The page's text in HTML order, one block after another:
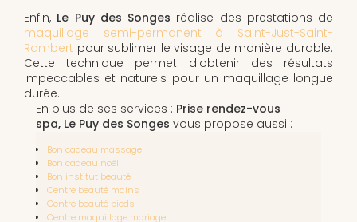
Enfin, Le Puy des Songes réalise des prestations de
maquillage semi-permanent à Saint-Just-Saint-
Rambert pour sublimer le visage de manière durable.
Cette technique permet d'obtenir des résultats
impeccables et naturels pour un maquillage longue
durée.
En plus de ses services : Prise rendez-vous
spa, Le Puy des Songes vous propose aussi :
Bon cadeau massage
Bon cadeau noël
Bon institut beauté
Centre beauté mains
Centre beauté pieds
Centre maquillage mariage